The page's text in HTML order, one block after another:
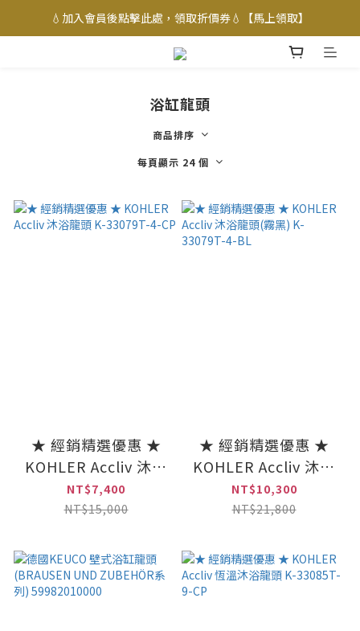
💧加入會員後點擊此處，領取折價券💧【馬上領取】
浴缸龍頭
商品排序
每頁顯示 24 個
★ 經銷精選優惠 ★
KOHLER Accliv 沐浴
龍頭 K-33079T-4-CP
NT$7,400
NT$15,000
★ 經銷精選優惠 ★
KOHLER Accliv 沐浴
龍頭(霧黑) K-33079T-
4-BL
NT$10,300
NT$21,800